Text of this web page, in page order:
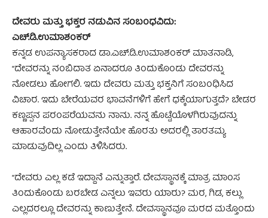
ದೇವರು ಮತ್ತು ಭಕ್ತರ ನಡುವಿನ ಸಂಬಂಧವಿದು:
ಎಚ್.ಡಿ.ಉಮಾಶಂಕರ್
ಕನ್ನಡ ಉಪನ್ಯಾಸಕರಾದ ಡಾ.ಎಚ್.ಡಿ.ಉಮಾಶಂಕರ್ ಮಾತನಾಡಿ,
“ದೇವರನ್ನು ನಂಬಿದಾತ ಏನಾದರೂ ತಿಂದುಕೊಂಡು ದೇವರನ್ನು
ನೋಡಲು ಹೋಗಲಿ. ಇದು ದೇವರು ಮತ್ತು ಭಕ್ತನಿಗೆ ಸಂಬಂಧಿಸಿದ
ವಿಚಾರ. ಇದು ಬೇರೆಯವರ ಭಾವನೆಗಳಿಗೆ ಹೇಗೆ ಧಕ್ಕೆಯಾಗುತ್ತದೆ? ಬೇಡರ
ಕಣ್ಣಪ್ಪನ ಪರಂಪರೆಯವನು ನಾನು. ನನ್ನ ಹೊಟ್ಟೆಯೊಳಗಿರುವುದನ್ನು
ಆಹಾರವೆಂದು ನೋಡುತ್ತೇನೆಯೇ ಹೊರತು ಅದರಲ್ಲಿ ತಾರತಮ್ಯ
ಮಾಡುವುದಿಲ್ಲ ಎಂದು ತಿಳಿಸಿದರು.
“ದೇವರು ಎಲ್ಲ ಕಡೆ ಇದ್ದಾನೆ ಎನ್ನುತ್ತಾರೆ. ದೇವಸ್ಥಾನಕ್ಕೆ ಮಾತ್ರ ಮಾಂಸ
ತಿಂದುಕೊಂಡು ಬರಬೇಡ ಎನ್ನಲು ಇವರು ಯಾರು? ಮರ, ಗಿಡ, ಕಲ್ಲು
ಎಲ್ಲದರಲ್ಲೂ ದೇವರನ್ನು ಕಾಣುತ್ತೇನೆ. ದೇವಸ್ಥಾನವೂ ಮರದ ಮತ್ತೊಂದು